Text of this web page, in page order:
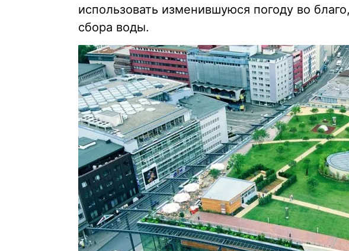
использовать изменившуюся погоду во
сбора воды.